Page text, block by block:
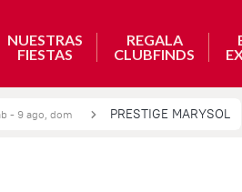
NUESTRAS
FIESTAS
REGALA
CLUBFINDS
- 9 ago, dom PRESTIGE MARYSOL